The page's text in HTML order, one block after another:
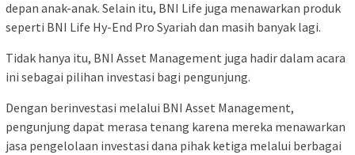
depan anak-anak. Selain itu, BNI Life juga menawarkan produk
seperti BNI Life Hy-End Pro Syariah dan masih banyak lagi.
Tidak hanya itu, BNI Asset Management juga hadir dalam acara
ini sebagai pilihan investasi bagi pengunjung.
Dengan berinvestasi melalui BNI Asset Management,
pengunjung dapat merasa tenang karena mereka menawarkan
jasa pengelolaan investasi dana pihak ketiga melalui berbagai